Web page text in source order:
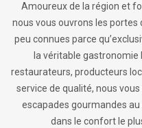
Amoureux de la région et
nous vous ouvrons les
peu connues parce
la véritable gastronomie
restaurateurs, producteurs
service de qualité, nous
escapades gourmandes
dans le confort le